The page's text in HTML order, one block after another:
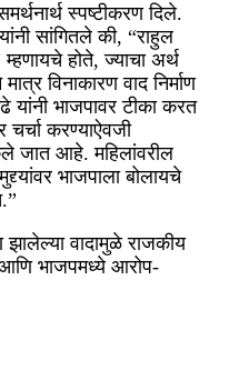
स्पष्टीकरण दिले.
सांगितले की, “राहुल
होते, ज्याचा अर्थ
विनाकारण वाद निर्माण
भाजपावर टीका करत
चर्चा करण्याऐवजी
जात आहे. महिलांवरील
भाजपाला बोलायचे
झालेल्या वादामुळे राजकीय
भाजपमध्ये आरोप-